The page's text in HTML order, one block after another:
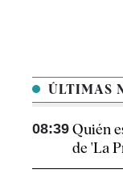
ÚLTIMAS
08:39 Quién
de 'La